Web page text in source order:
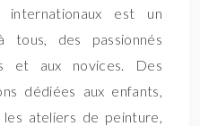
est un
tous, des passionnés
et aux novices. Des
dédiées aux enfants,
ateliers de peinture,